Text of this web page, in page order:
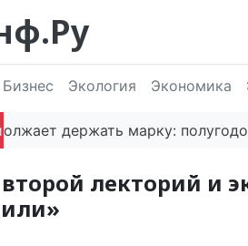
Бизнес Экология Экономика
марку: полугодовые
лекторий и